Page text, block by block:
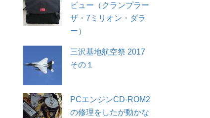
ビュー（クランプラー
ザ・7ミリオン・ダラ
ー）
三沢基地航空祭 2017
その１
PCエンジンCD-ROM2
の修理をしたが動かな